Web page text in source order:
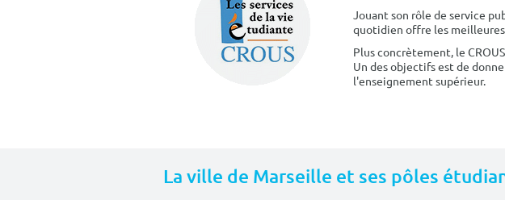
Jouant son rôle de service
quotidien offre les
Plus concrètement, le
Un des objectifs est de
l'enseignement supérieur.
La ville de Marseille et ses pôles